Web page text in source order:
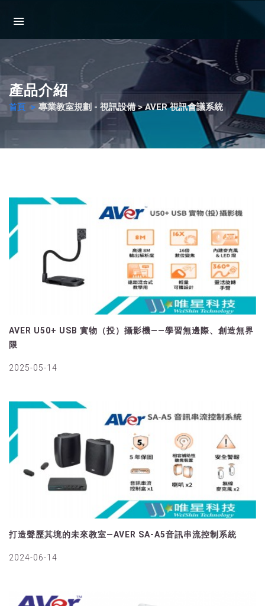
產品介紹
首頁 專業教室規劃 - 視訊設備 > AVER 視訊會議系統
AVER U50+ USB 實物（投）攝影機——學習無邊際、創造無界
限
2025-05-14
打造聲歷其境的未來教室—AVER SA-A5音訊串流控制系統
2024-06-14